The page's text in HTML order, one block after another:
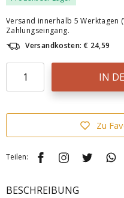
Versand innerhalb 5 Werktagen
Zahlungseingang.
Versandkosten: € 24,59
IN
Zu
Teilen:
BESCHREIBUNG